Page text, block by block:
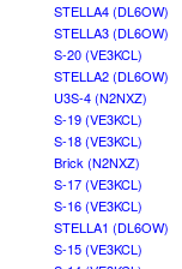
STELLA4 (DL6OW)
STELLA3 (DL6OW)
S-20 (VE3KCL)
STELLA2 (DL6OW)
U3S-4 (N2NXZ)
S-19 (VE3KCL)
S-18 (VE3KCL)
Brick (N2NXZ)
S-17 (VE3KCL)
S-16 (VE3KCL)
STELLA1 (DL6OW)
S-15 (VE3KCL)